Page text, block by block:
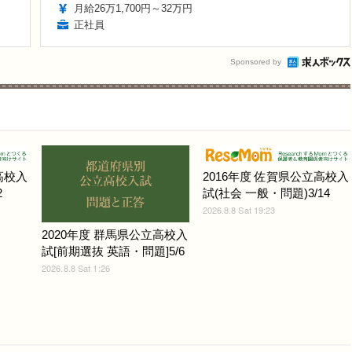
月給26万1,700円～32万円
正社員
Sponsored by
入
2020年度 群馬県公立高校入
試[前期選抜 英語・問題]5/6
2026.8.8 Sat 1:26
2016年度 佐賀県公立高校入
試(社会 一般・問題)3/14
2026.8.8 Sat 19:23